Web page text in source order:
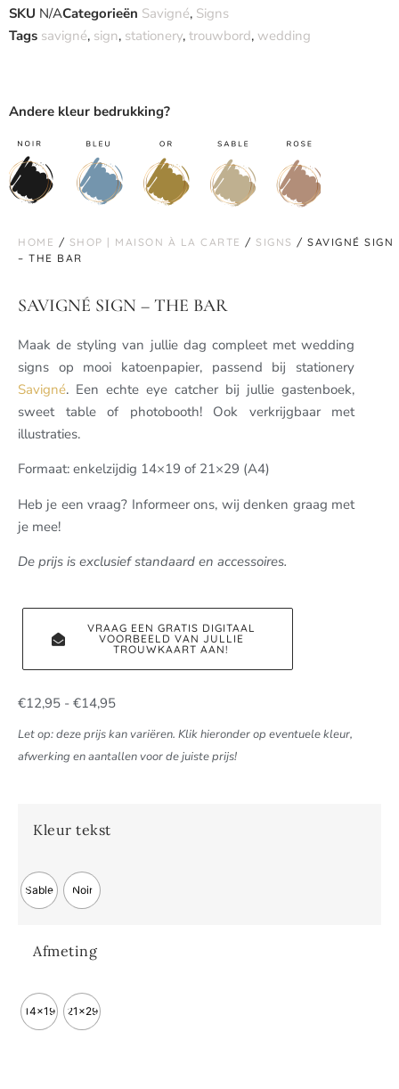
SKU N/ACategorieën Savigné, Signs
Tags savigné, sign, stationery, trouwbord, wedding
Andere kleur bedrukking?
HOME / SHOP | MAISON À LA CARTE / SIGNS / SAVIGNÉ SIGN
– THE BAR
SAVIGNÉ SIGN – THE BAR
Maak de styling van jullie dag compleet met wedding
signs op mooi katoenpapier, passend bij stationery
Savigné. Een echte eye catcher bij jullie gastenboek,
sweet table of photobooth! Ook verkrijgbaar met
illustraties.
Formaat: enkelzijdig 14×19 of 21×29 (A4)
Heb je een vraag? Informeer ons, wij denken graag met
je mee!
De prijs is exclusief standaard en accessoires.
VRAAG EEN GRATIS DIGITAAL
VOORBEELD VAN JULLIE
TROUWKAART AAN!
€12,95 - €14,95
Let op: deze prijs kan variëren. Klik hieronder op eventuele kleur,
afwerking en aantallen voor de juiste prijs!
Kleur tekst
Sable Noir
Afmeting
14x19 21x29